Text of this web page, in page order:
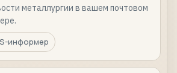
металлургии в вашем почтовом
информер